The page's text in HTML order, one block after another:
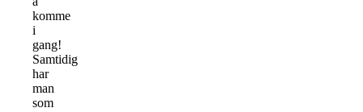
komme
i
gang!
Samtidig
har
man
som